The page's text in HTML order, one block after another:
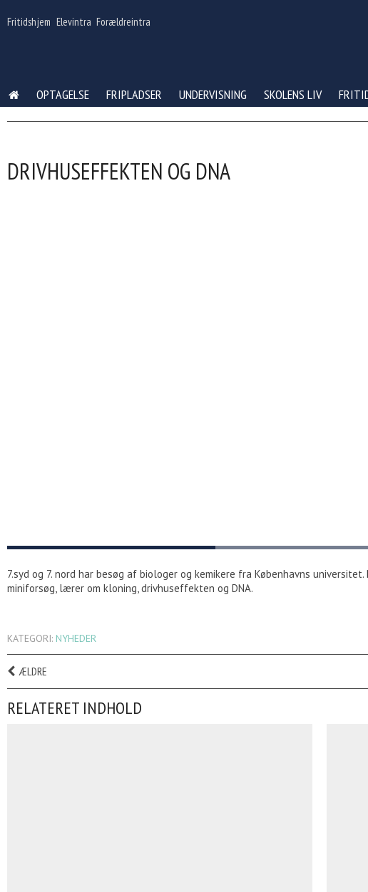
tilFritidshjem Elevintra Forældreintra
OPTAGELSE FRIPLADSER UNDERVISNING SKOLENS LIV
DRIVHUSEFFEKTEN OG DNA
7.syd og 7. nord har besøg af biologer og kemikere fra Københavns universitet.
miniforsøg, lærer om kloning, drivhuseffekten og DNA.
KATEGORI: NYHEDER
ÆLDRE
RELATERET INDHOLD